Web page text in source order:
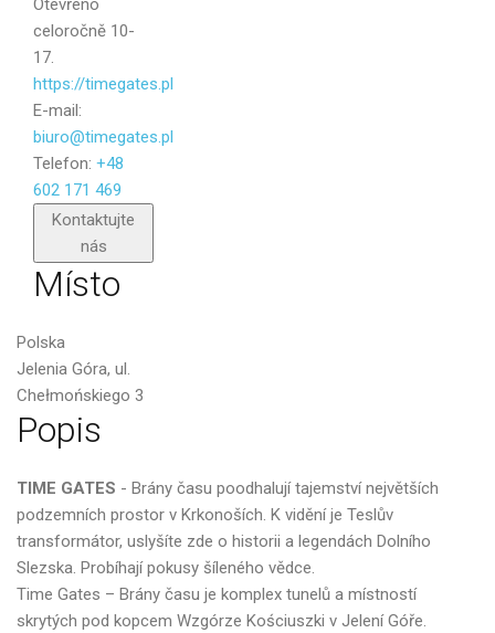
Otevřeno
celoročně 10-
17.
https://timegates.pl
E-mail:
biuro@timegates.pl
Telefon: +48
602 171 469
Kontaktujte
nás
Poslat
Místo
Polska
Jelenia Góra, ul.
Chełmońskiego 3
Popis
TIME GATES - Brány času poodhalují tajemství největších
podzemních prostor v Krkonoších. K vidění je Teslův
transformátor, uslyšíte zde o historii a legendách Dolního
Slezska. Probíhají pokusy šíleného vědce.
Time Gates – Brány času je komplex tunelů a místností
skrytých pod kopcem Wzgórze Kościuszki v Jelení Góře.